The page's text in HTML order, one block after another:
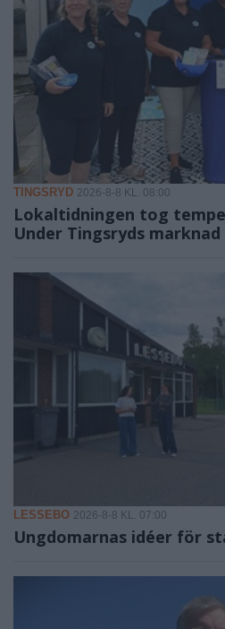
TINGSRYD 2026-8-8 KL. 08:00
Lokaltidningen tog
Under Tingsryds marknad
LESSEBO 2026-8-8 KL. 07:00
Ungdomarnas idéer för